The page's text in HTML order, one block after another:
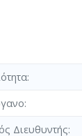
Διευθυντής